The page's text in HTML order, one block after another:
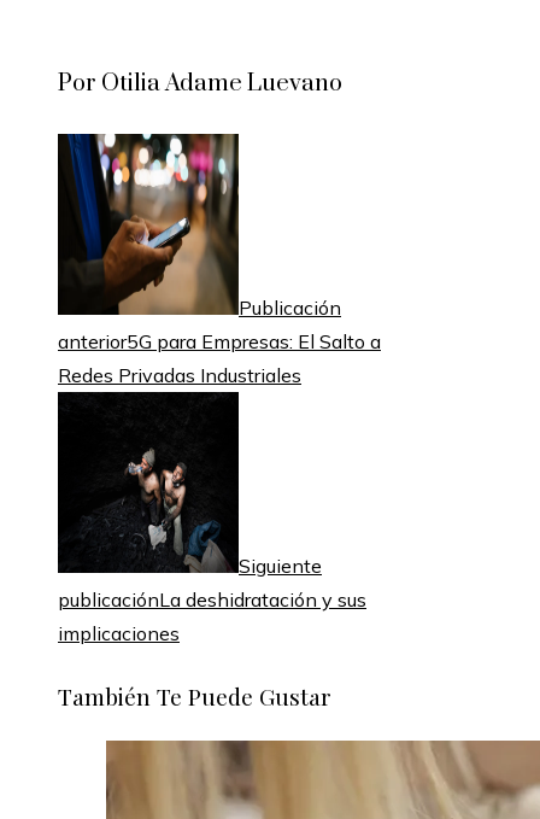
Por Otilia Adame Luevano
Publicación
anterior5G para Empresas: El Salto a
Redes Privadas Industriales
Siguiente
publicaciónLa deshidratación y sus
implicaciones
También Te Puede Gustar